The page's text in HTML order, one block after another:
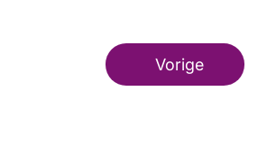
Vorige